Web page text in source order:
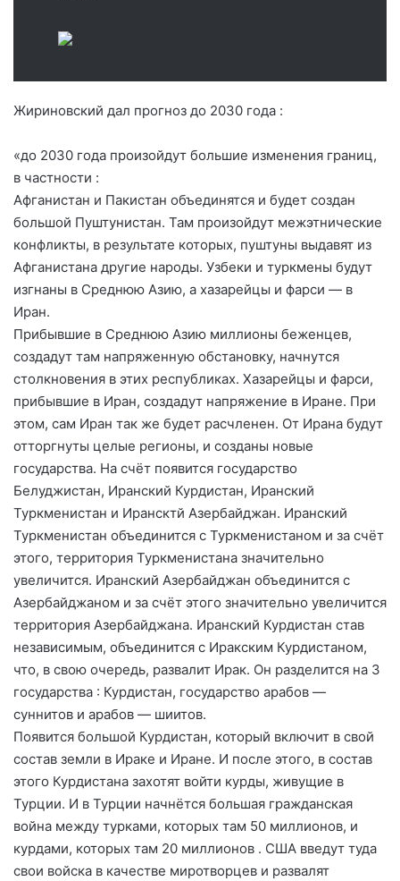
Жириновский дал прогноз до 2030 года :
«до 2030 года произойдут большие изменения границ,
в частности :
Афганистан и Пакистан объединятся и будет создан
большой Пуштунистан. Там произойдут межэтнические
конфликты, в результате которых, пуштуны выдавят из
Афганистана другие народы. Узбеки и туркмены будут
изгнаны в Среднюю Азию, а хазарейцы и фарси — в
Иран.
Прибывшие в Среднюю Азию миллионы беженцев,
создадут там напряженную обстановку, начнутся
столкновения в этих республиках. Хазарейцы и фарси,
прибывшие в Иран, создадут напряжение в Иране. При
этом, сам Иран так же будет расчленен. От Ирана будут
отторгнуты целые регионы, и созданы новые
государства. На счёт появится государство
Белуджистан, Иранский Курдистан, Иранский
Туркменистан и Ирансктй Азербайджан. Иранский
Туркменистан объединится с Туркменистаном и за счёт
этого, территория Туркменистана значительно
увеличится. Иранский Азербайджан объединится с
Азербайджаном и за счёт этого значительно увеличится
территория Азербайджана. Иранский Курдистан став
независимым, объединится с Иракским Курдистаном,
что, в свою очередь, развалит Ирак. Он разделится на 3
государства : Курдистан, государство арабов —
суннитов и арабов — шиитов.
Появится большой Курдистан, который включит в свой
состав земли в Ираке и Иране. И после этого, в состав
этого Курдистана захотят войти курды, живущие в
Турции. И в Турции начнётся большая гражданская
война между турками, которых там 50 миллионов, и
курдами, которых там 20 миллионов . США введут туда
свои войска в качестве миротворцев и развалят